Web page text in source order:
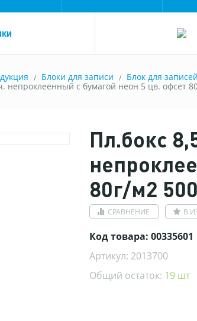
Блоки для записи
Блок для
непроклеенный с бумагой неон 5 цв. офсет
Пл.бокс
80г/м2
СРАВНЕНИЕ В
Код товара: 00335601
Артикул: 2013700
Общий остаток: 19 шт